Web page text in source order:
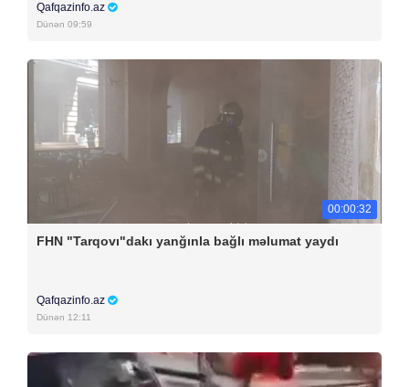
Qafqazinfo.az
Dünən 09:59
00:00:32
FHN "Tarqovı"dakı yanğınla bağlı məlumat yaydı
Qafqazinfo.az
Dünən 12:11